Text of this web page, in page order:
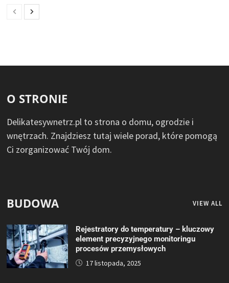
O STRONIE
Delikatesywnetrz.pl to strona o domu, ogrodzie i
wnętrzach. Znajdziesz tutaj wiele porad, które pomogą
Ci zorganizować Twój dom.
BUDOWA VIEW ALL
Rejestratory do temperatury – kluczowy
element precyzyjnego monitoringu
procesów przemysłowych
17 listopada, 2025